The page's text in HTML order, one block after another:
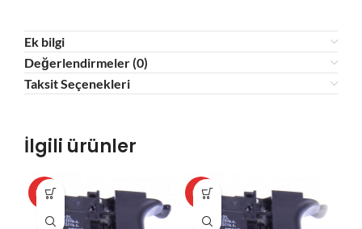
Ek bilgi
Değerlendirmeler (0)
Taksit Seçenekleri
İlgili ürünler
HOT HOT